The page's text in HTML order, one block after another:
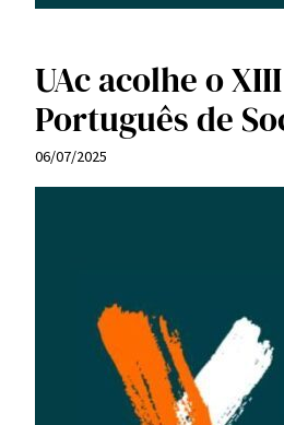
UAc acolhe o
Português de
06/07/2025